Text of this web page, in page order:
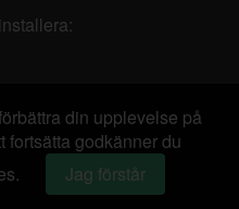
din upplevelse på
fortsätta godkänner du
Jag förstår